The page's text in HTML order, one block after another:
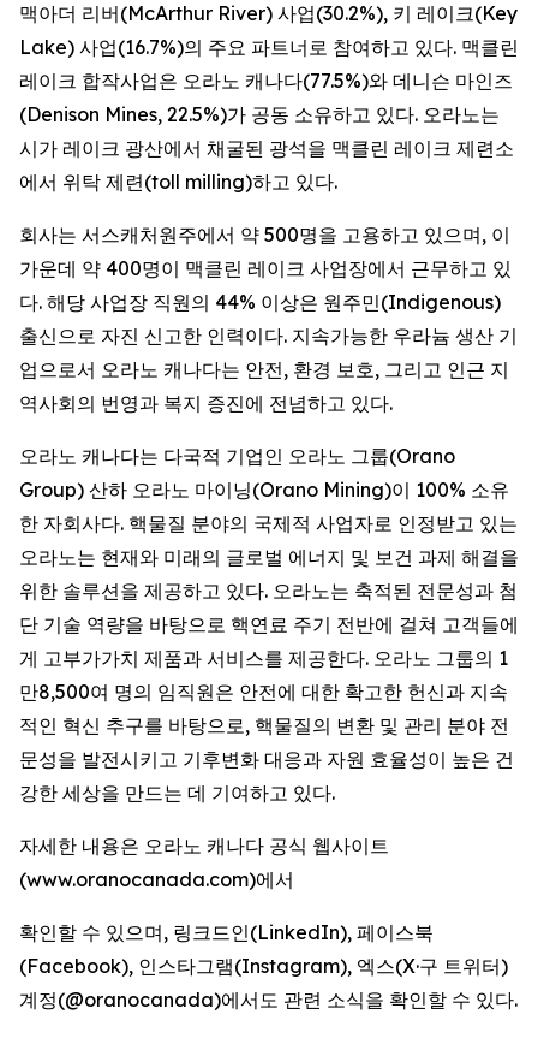
맥아더 리버(McArthur River) 사업(30.2%), 키 레이크(Key
Lake) 사업(16.7%)의 주요 파트너로 참여하고 있다. 맥클린
레이크 합작사업은 오라노 캐나다(77.5%)와 데니슨 마인즈
(Denison Mines, 22.5%)가 공동 소유하고 있다. 오라노는
시가 레이크 광산에서 채굴된 광석을 맥클린 레이크 제련소
에서 위탁 제련(toll milling)하고 있다.
회사는 서스캐처원주에서 약 500명을 고용하고 있으며, 이
가운데 약 400명이 맥클린 레이크 사업장에서 근무하고 있
다. 해당 사업장 직원의 44% 이상은 원주민(Indigenous)
출신으로 자진 신고한 인력이다. 지속가능한 우라늄 생산 기
업으로서 오라노 캐나다는 안전, 환경 보호, 그리고 인근 지
역사회의 번영과 복지 증진에 전념하고 있다.
오라노 캐나다는 다국적 기업인 오라노 그룹(Orano
Group) 산하 오라노 마이닝(Orano Mining)이 100% 소유
한 자회사다. 핵물질 분야의 국제적 사업자로 인정받고 있는
오라노는 현재와 미래의 글로벌 에너지 및 보건 과제 해결을
위한 솔루션을 제공하고 있다. 오라노는 축적된 전문성과 첨
단 기술 역량을 바탕으로 핵연료 주기 전반에 걸쳐 고객들에
게 고부가가치 제품과 서비스를 제공한다. 오라노 그룹의 1
만8,500여 명의 임직원은 안전에 대한 확고한 헌신과 지속
적인 혁신 추구를 바탕으로, 핵물질의 변환 및 관리 분야 전
문성을 발전시키고 기후변화 대응과 자원 효율성이 높은 건
강한 세상을 만드는 데 기여하고 있다.
자세한 내용은 오라노 캐나다 공식 웹사이트
(www.oranocanada.com)에서
확인할 수 있으며, 링크드인(LinkedIn), 페이스북
(Facebook), 인스타그램(Instagram), 엑스(X·구 트위터)
계정(@oranocanada)에서도 관련 소식을 확인할 수 있다.